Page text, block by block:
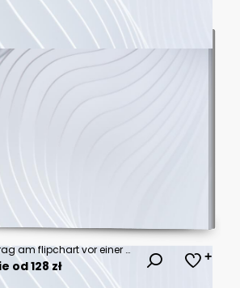
frau hält einen vortrag am flipchart vor einer gruppe
od 128 zł